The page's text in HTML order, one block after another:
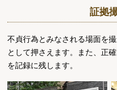
証拠
不貞行為とみなされる場面を
として押さえます。また、正
を記録に残します。